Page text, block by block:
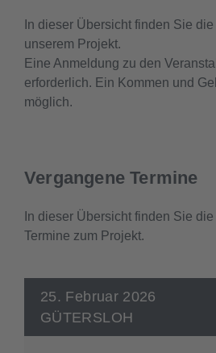
In dieser Übersicht finden Sie
unserem Projekt.
Eine Anmeldung zu den
erforderlich. Ein Kommen und
möglich.
Vergangene Termine
In dieser Übersicht finden Sie
Termine zum Projekt.
25. Februar 2026
GÜTERSLOH